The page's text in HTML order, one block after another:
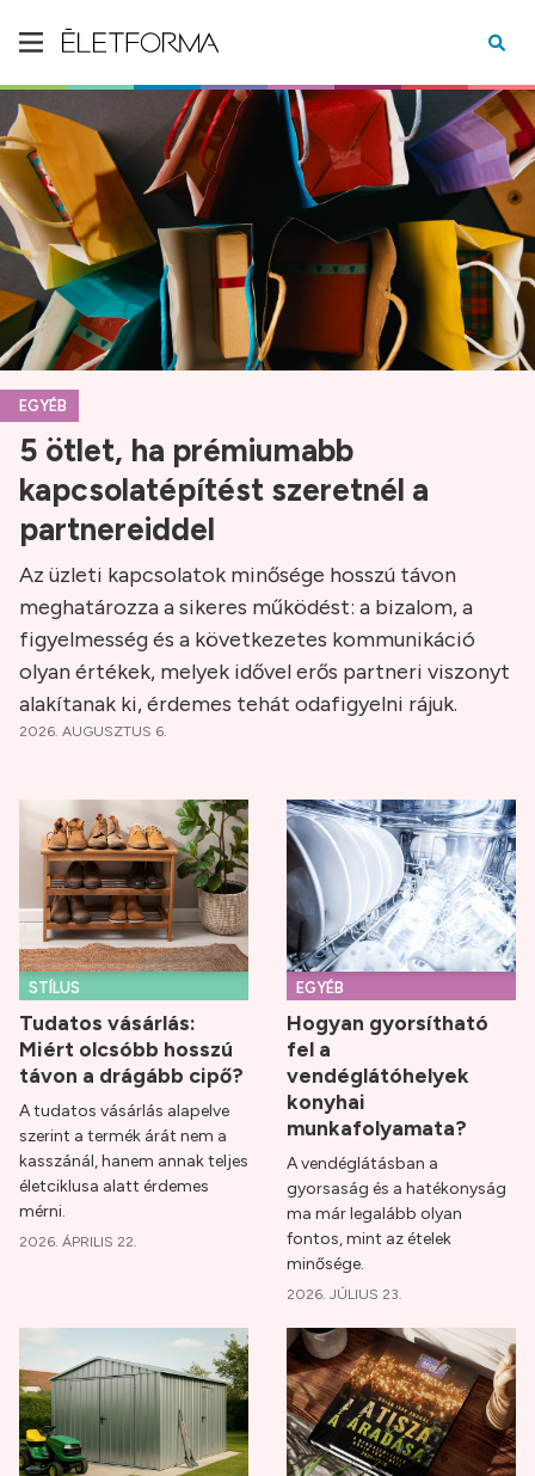
EGYÉB
5 ötlet, ha prémiumabb
kapcsolatépítést szeretnél a
partnereiddel
Az üzleti kapcsolatok minősége hosszú távon
meghatározza a sikeres működést: a bizalom, a
figyelmesség és a következetes kommunikáció
olyan értékek, melyek idővel erős partneri viszonyt
alakítanak ki, érdemes tehát odafigyelni rájuk.
2026. AUGUSZTUS 6.
STÍLUS
Tudatos vásárlás:
Miért olcsóbb hosszú
távon a drágább cipő?
A tudatos vásárlás alapelve
szerint a termék árát nem a
kasszánál, hanem annak teljes
életciklusa alatt érdemes
mérni.
2026. ÁPRILIS 22.
EGYÉB
Hogyan gyorsítható
fel a
vendéglátóhelyek
konyhai
munkafolyamata?
A vendéglátásban a
gyorsaság és a hatékonyság
ma már legalább olyan
fontos, mint az ételek
minősége.
2026. JÚLIUS 23.